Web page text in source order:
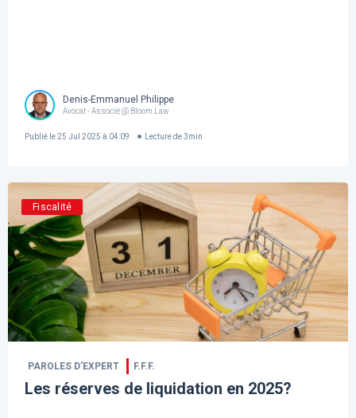
Denis-Emmanuel Philippe
Avocat - Associé @ Bloom Law
Publié le25 Jul 2025 à 04:09 Lecture de 3min
Fiscalité
PAROLES D’EXPERT F.F.F.
Les réserves de liquidation en 2025?